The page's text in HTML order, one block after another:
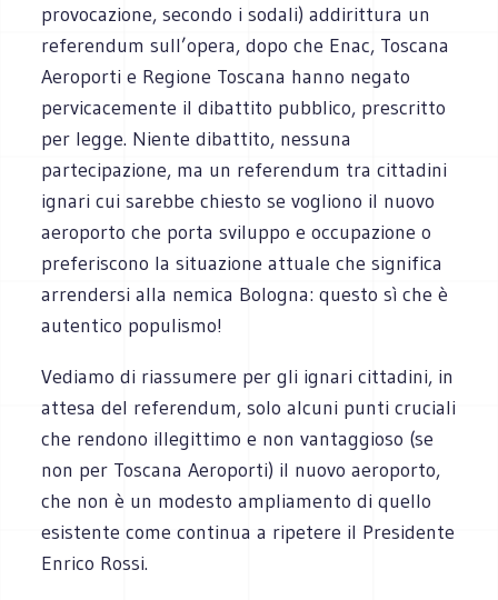
provocazione, secondo i sodali) addirittura un
referendum sull’opera, dopo che Enac, Toscana
Aeroporti e Regione Toscana hanno negato
pervicacemente il dibattito pubblico, prescritto
per legge. Niente dibattito, nessuna
partecipazione, ma un referendum tra cittadini
ignari cui sarebbe chiesto se vogliono il nuovo
aeroporto che porta sviluppo e occupazione o
preferiscono la situazione attuale che significa
arrendersi alla nemica Bologna: questo sì che è
autentico populismo!
Vediamo di riassumere per gli ignari cittadini, in
attesa del referendum, solo alcuni punti cruciali
che rendono illegittimo e non vantaggioso (se
non per Toscana Aeroporti) il nuovo aeroporto,
che non è un modesto ampliamento di quello
esistente come continua a ripetere il Presidente
Enrico Rossi.